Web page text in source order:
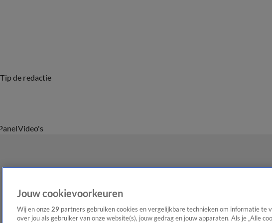
Tip de redactie
Video's
Jouw cookievoorkeuren
Wij en onze 29 partners gebruiken cookies en vergelijkbare technieken om informatie te
over jou als gebruiker van onze website(s), jouw gedrag en jouw apparaten. Als je „Alle